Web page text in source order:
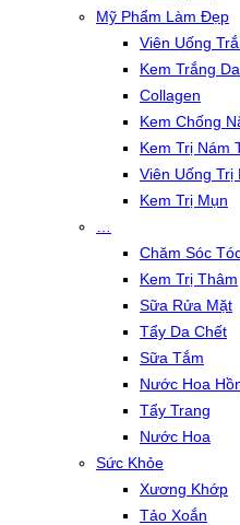
Mỹ Phẩm Làm Đẹp
Viên Uống
Kem Trắng Da
Collagen
Kem Chống
Kem Trị Nám
Viên Uống Trị
Kem Trị Mụn
Chăm Sóc
Kem Trị Thâm
Sữa Rửa Mặt
Tẩy Da Chết
Sữa Tắm
Nước Hoa
Tẩy Trang
Nước Hoa
Sức Khỏe
Xương Khớp
Tảo Xoắn